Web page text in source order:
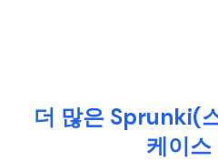
더 많은 Sprunki(
케이스